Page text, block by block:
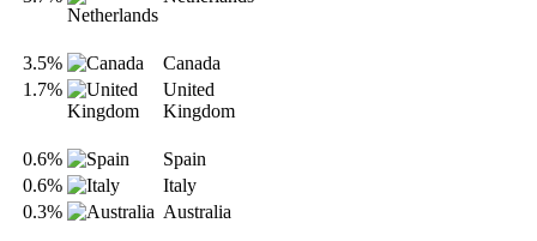
3.5%
Canada
1.7%
United
Kingdom
0.6%
Spain
0.6%
Italy
0.3%
Australia